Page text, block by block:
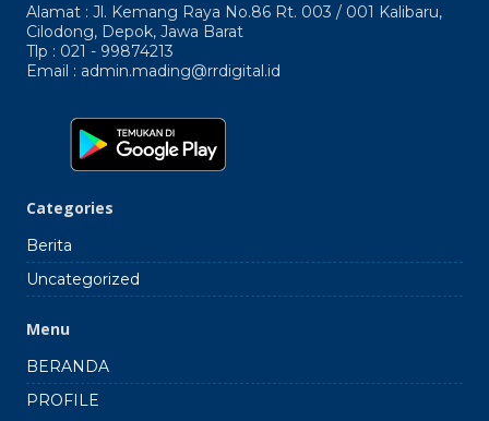
Alamat : Jl. Kemang Raya No.86 Rt. 003 / 001 Kalibaru,
Cilodong, Depok, Jawa Barat
Tlp : 021 - 99874213
Email : admin.mading@rrdigital.id
Categories
Berita
Uncategorized
Menu
BERANDA
PROFILE